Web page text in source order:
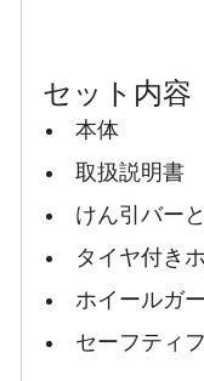
セット内容
本体
取扱説明書
けん引バー
タイヤ付き
ホイールガ
セーフティ